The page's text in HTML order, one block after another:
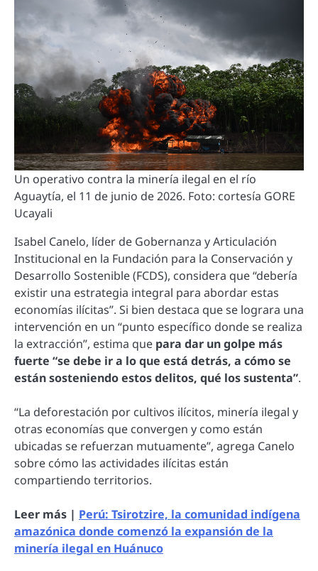
Un operativo contra la minería ilegal en el río
Aguaytía, el 11 de junio de 2026. Foto: cortesía GORE
Ucayali
Isabel Canelo, líder de Gobernanza y Articulación
Institucional en la Fundación para la Conservación y
Desarrollo Sostenible (FCDS), considera que “debería
existir una estrategia integral para abordar estas
economías ilícitas”. Si bien destaca que se lograra una
intervención en un “punto específico donde se realiza
la extracción”, estima que para dar un golpe más
fuerte “se debe ir a lo que está detrás, a cómo se
están sosteniendo estos delitos, qué los sustenta”.
“La deforestación por cultivos ilícitos, minería ilegal y
otras economías que convergen y como están
ubicadas se refuerzan mutuamente”, agrega Canelo
sobre cómo las actividades ilícitas están
compartiendo territorios.
Leer más | Perú: Tsirotzire, la comunidad indígena
amazónica donde comenzó la expansión de la
minería ilegal en Huánuco